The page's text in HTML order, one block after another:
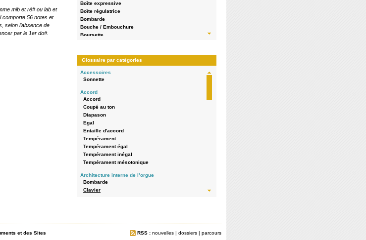
mib et ré# ou lab et
comporte 56 notes et
selon l’absence de
par le 1er do#.
Boîte expressive
Boîte régulatrice
Bombarde
Bouche / Embouchure
Boursette
buffet en encorbellement
Chape
Châssis
Chromatique
Claire-voie
Clavier
Clavier à bascule
Clavier à bascule
Clavier axé en queue
Clavier axé en queue
Colonne d'eau
Composition
Console
Console en fenêtre
console renversée
Construction
Coupé au ton
Glossaire par catégories
Accessoires
Sonnette
Accord
Accord
Coupé au ton
Diapason
Egal
Entaille d'accord
Tempérament
Tempérament égal
Tempérament inégal
Tempérament mésotonique
Architecture interne de l’orgue
Bombarde
Clavier
RSS : nouvelles | dossiers | parcours
et des Sites